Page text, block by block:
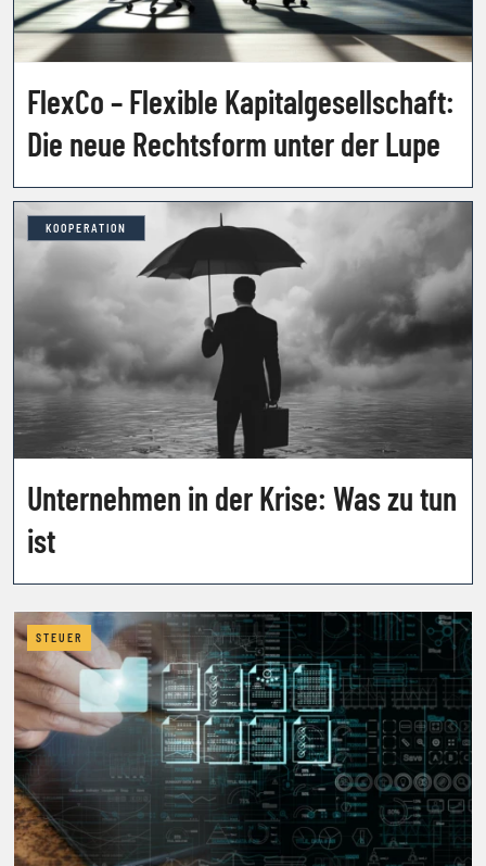
FlexCo – Flexible Kapitalgesellschaft:
Die neue Rechtsform unter der Lupe
KOOPERATION
Unternehmen in der Krise: Was zu tun
ist
STEUER